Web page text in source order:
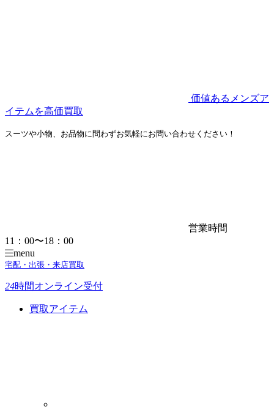
価値あるメンズア
イテムを高価買取
スーツや小物、お品物に問わずお気軽にお問い合わせください！
営業時間
11：00〜18：00
menu
宅配・出張・来店買取
24時間オンライン受付
買取アイテム